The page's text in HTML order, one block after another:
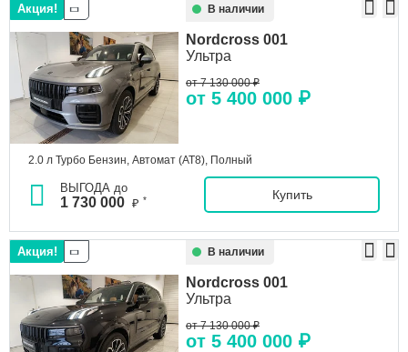
Акция! В наличии
Nordcross 001
Ультра
от 7 130 000 ₽
от 5 400 000 ₽
2.0 л Турбо Бензин, Автомат (AT8), Полный
ВЫГОДА до
1 730 000 ₽ * Купить
Акция! В наличии
Nordcross 001
Ультра
от 7 130 000 ₽
от 5 400 000 ₽